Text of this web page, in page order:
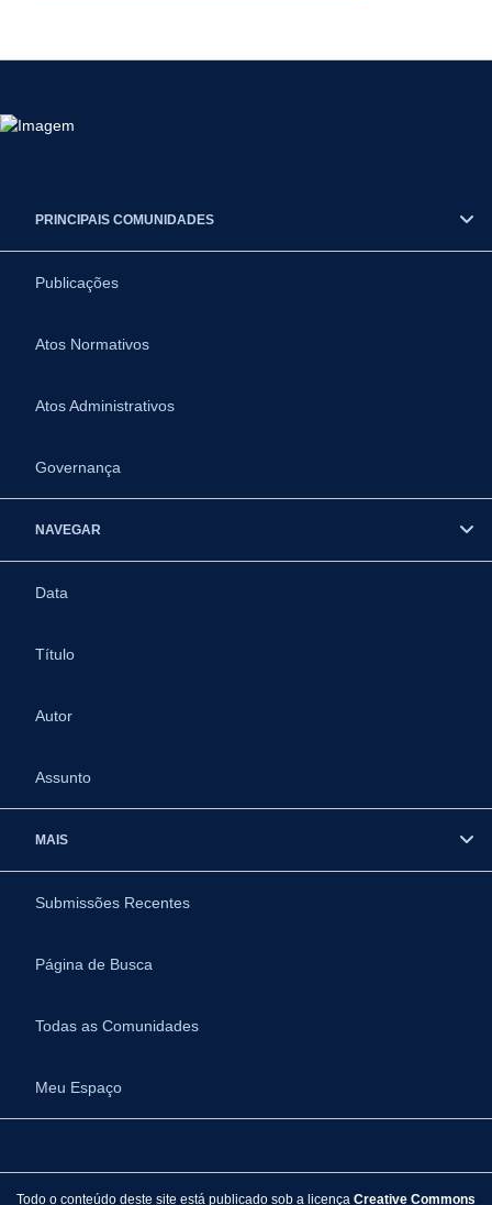
PRINCIPAIS COMUNIDADES
Publicações
Atos Normativos
Atos Administrativos
Governança
NAVEGAR
Data
Título
Autor
Assunto
MAIS
Submissões Recentes
Página de Busca
Todas as Comunidades
Meu Espaço
Todo o conteúdo deste site está publicado sob a licença Creative Commons